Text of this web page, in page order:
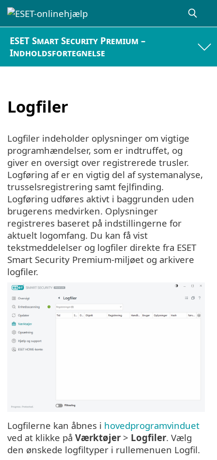
ESET Smart Security Premium –
Indholdsfortegnelse
Logfiler
Logfiler indeholder oplysninger om vigtige
programhændelser, som er indtruffet, og
giver en oversigt over registrerede trusler.
Logføring af er en vigtig del af systemanalyse,
trusselsregistrering samt fejlfinding.
Logføring udføres aktivt i baggrunden uden
brugerens medvirken. Oplysninger
registreres baseret på indstillingerne for
aktuelt logomfang. Du kan få vist
tekstmeddelelser og logfiler direkte fra ESET
Smart Security Premium-miljøet og arkivere
logfiler.
Logfilerne kan åbnes i hovedprogramvinduet
ved at klikke på Værktøjer > Logfiler. Vælg
den ønskede logfiltyper i rullemenuen Logfil.